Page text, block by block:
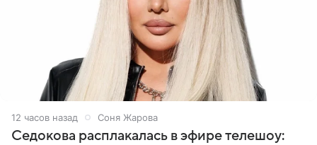
12 часов назад Соня Жарова
Седокова расплакалась в эфире телешоу: